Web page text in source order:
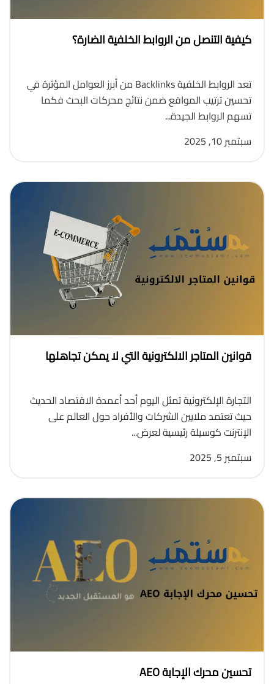
كيفية التنصل من الروابط الخلفية الضارة؟
تعد الروابط الخلفية Backlinks من أبرز العوامل المؤثرة في
تحسين ترتيب المواقع ضمن نتائج محركات البحث فكما
تسهم الروابط الجيدة...
سبتمبر 10, 2025
قوانين المتاجر الالكترونية التي لا يمكن تجاهلها
التجارة الإلكترونية تمثل اليوم أحد أعمدة الاقتصاد الحديث
حيث تعتمد ملايين الشركات والأفراد حول العالم على
الإنترنت كوسيلة رئيسية لعرض...
سبتمبر 5, 2025
تحسين محرك الإجابة AEO